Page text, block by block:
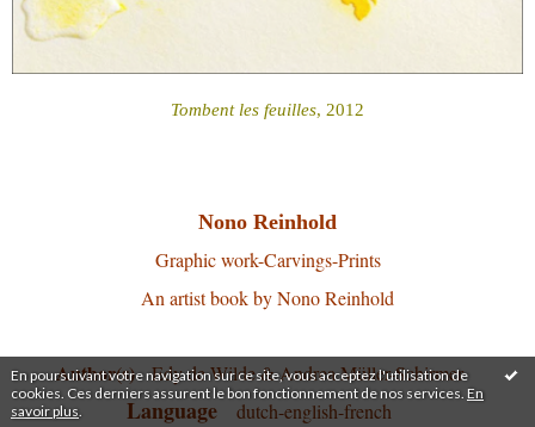
En poursuivant votre navigation sur ce site, vous acceptez l'utilisation de
cookies. Ces derniers assurent le bon fonctionnement de nos services. En
savoir plus
Tombent les feuilles, 2012
Nono Reinhold
Graphic work-Carvings-Prints
An artist book by Nono Reinhold
Author(s)Edy de Wilde & Andrea Müller-Schirmer
Language dutch-english-french